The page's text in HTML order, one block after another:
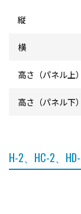
縦
横
高さ（パネル上）
高さ（パネル下）
H-2、HC-2、